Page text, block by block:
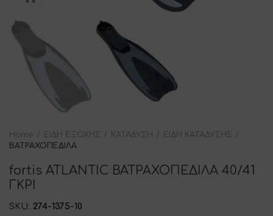
Home ΕΙΔΗ ΕΞΟΧΗΣ ΚΑΤΑΔΥΣΗ
ΕΙΔΗ ΚΑΤΑΔΥΣΗΣ
ΒΑΤΡΑΧΟΠΕΔΙΛΑ
fortis ATLANTIC ΒΑΤΡΑΧΟΠΕΔΙΛΑ 40/41
ΓΚΡΙ
SKU: 274-1375-10